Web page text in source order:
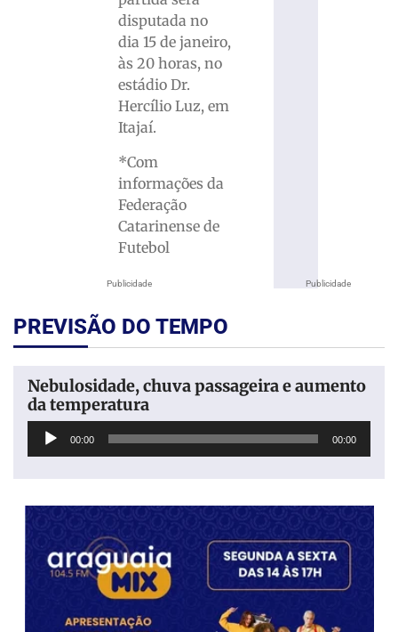
Publicidade
disputada no
dia 15 de janeiro,
às 20 horas, no
estádio Dr.
Hercílio Luz, em
Itajaí.
*Com
informações da
Federação
Catarinense de
Futebol
Publicidade
PREVISÃO DO TEMPO
Nebulosidade, chuva passageira e aumento
da temperatura
Tocador
00:00 00:00